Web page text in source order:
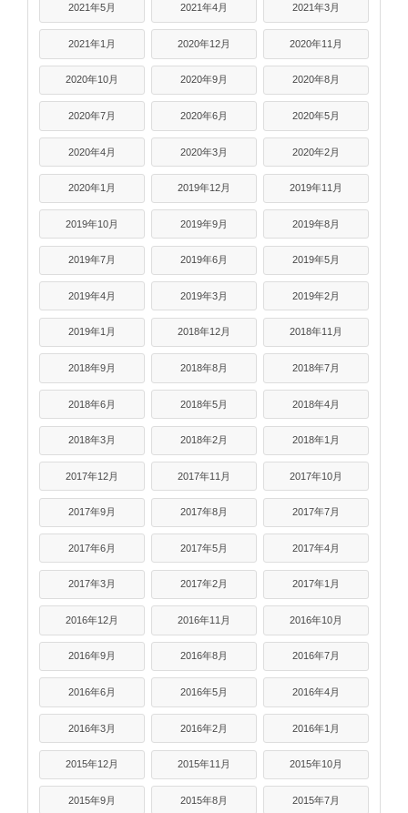
2021年5月 2021年4月 2021年3月
2021年1月 2020年12月 2020年11月
2020年10月 2020年9月 2020年8月
2020年7月 2020年6月 2020年5月
2020年4月 2020年3月 2020年2月
2020年1月 2019年12月 2019年11月
2019年10月 2019年9月 2019年8月
2019年7月 2019年6月 2019年5月
2019年4月 2019年3月 2019年2月
2019年1月 2018年12月 2018年11月
2018年9月 2018年8月 2018年7月
2018年6月 2018年5月 2018年4月
2018年3月 2018年2月 2018年1月
2017年12月 2017年11月 2017年10月
2017年9月 2017年8月 2017年7月
2017年6月 2017年5月 2017年4月
2017年3月 2017年2月 2017年1月
2016年12月 2016年11月 2016年10月
2016年9月 2016年8月 2016年7月
2016年6月 2016年5月 2016年4月
2016年3月 2016年2月 2016年1月
2015年12月 2015年11月 2015年10月
2015年9月 2015年8月 2015年7月